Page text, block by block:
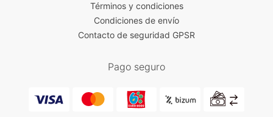
Términos y condiciones
Condiciones de envío
Contacto de seguridad GPSR
Pago seguro